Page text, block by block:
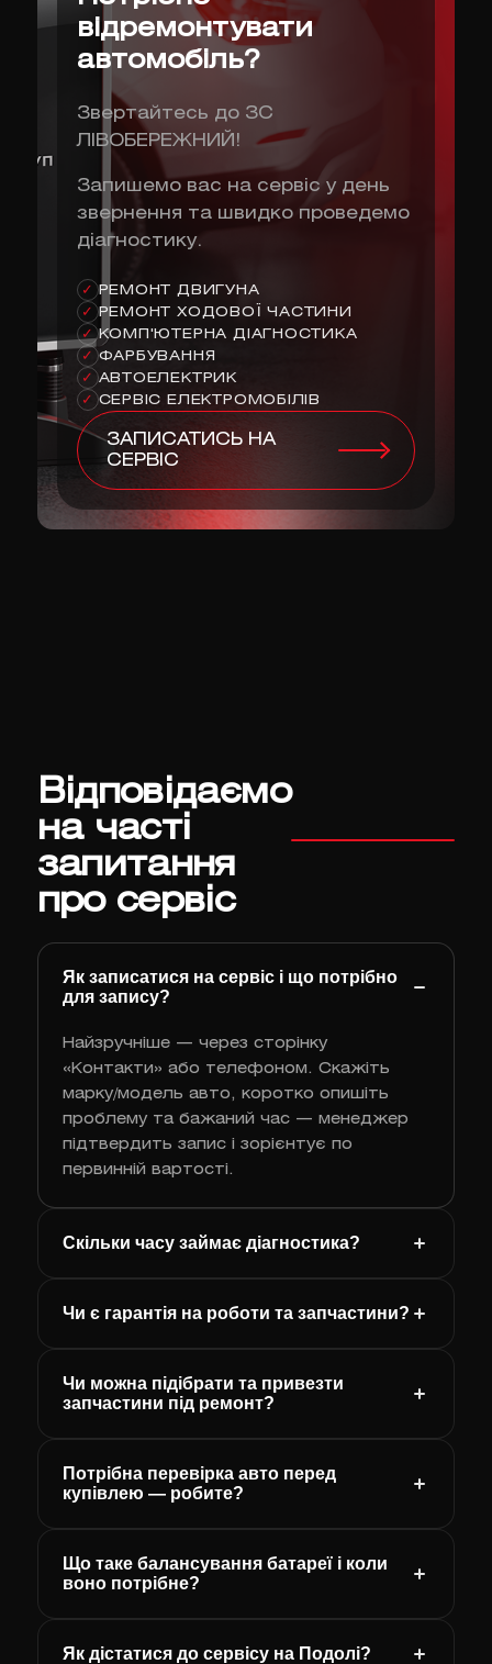
відремонтувати
автомобіль?
Звертайтесь до ЗС
ЛІВОБЕРЕЖНИЙ!
Запишемо вас на сервіс у день
звернення та швидко проведемо
діагностику.
✓ РЕМОНТ ДВИГУНА
✓ РЕМОНТ ХОДОВОЇ ЧАСТИНИ
✓ КОМП'ЮТЕРНА ДІАГНОСТИКА
✓ ФАРБУВАННЯ
✓ АВТОЕЛЕКТРИК
✓ СЕРВІС ЕЛЕКТРОМОБІЛІВ
ЗАПИСАТИСЬ НА
СЕРВІС
Відповідаємо
на часті
запитання
про сервіс
Як записатися на сервіс і що потрібно
для запису?
Найзручніше — через сторінку
«Контакти» або телефоном. Скажіть
марку/модель авто, коротко опишіть
проблему та бажаний час — менеджер
підтвердить запис і зорієнтує по
первинній вартості.
Скільки часу займає діагностика?
Чи є гарантія на роботи та запчастини?
Чи можна підібрати та привезти
запчастини під ремонт?
Потрібна перевірка авто перед
купівлею — робите?
Що таке балансування батареї і коли
воно потрібне?
Як дістатися до сервісу на Подолі?